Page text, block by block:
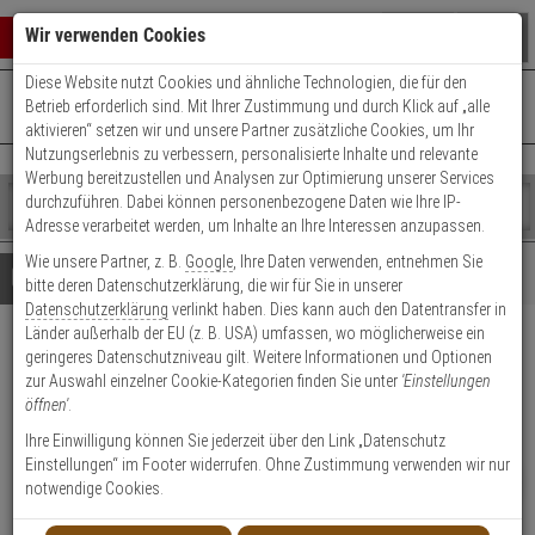
0 ARTIKEL IM WARENKORB
Ihr Warenkorb ist momentan leer.
Ergebnisse ()
Fertig
Shop
durchsuchen
Bitte
geben
Sie
mindestens
Zeichen
ein,
um
Suche
Es
wurde
noch
Kategorien
Suche
gestartet
+49 (0)821 899 493-0Mo. - Do.: 8:00 - 16:30 | Fr.: 8:00 - 14:00 Uhr
Kontaktservice nutzen
Details Beratung
HIKVision DS-3E1310HP-
EI(B) 8-Port PoE Switch, L2
Produktmerkmale
Datenblatt drucken
Wir verwenden Cookies
Diese Website nutzt Cookies und ähnliche Technologien, die für den
Betrieb erforderlich sind. Mit Ihrer Zustimmung und durch Klick auf „alle
aktivieren“ setzen wir und unsere Partner zusätzliche Cookies, um Ihr
Nutzungserlebnis zu verbessern, personalisierte Inhalte und relevante
Werbung bereitzustellen und Analysen zur Optimierung unserer Services
durchzuführen. Dabei können personenbezogene Daten wie Ihre IP-
Adresse verarbeitet werden, um Inhalte an Ihre Interessen anzupassen.
Wie unsere Partner, z. B. Google , Ihre Daten verwenden, entnehmen Sie
bitte deren Datenschutzerklärung, die wir für Sie in unserer
Datenschutzerklärung verlinkt haben. Dies kann auch den Datentransfer in
Länder außerhalb der EU (z. B. USA) umfassen, wo möglicherweise ein
geringeres Datenschutzniveau gilt. Weitere Informationen und Optionen
zur Auswahl einzelner Cookie-Kategorien finden Sie unter 'Einstellungen
öffnen'.
Ihre Einwilligung können Sie jederzeit über den Link „Datenschutz
Einstellungen“ im Footer widerrufen. Ohne Zustimmung verwenden wir nur
notwendige Cookies.